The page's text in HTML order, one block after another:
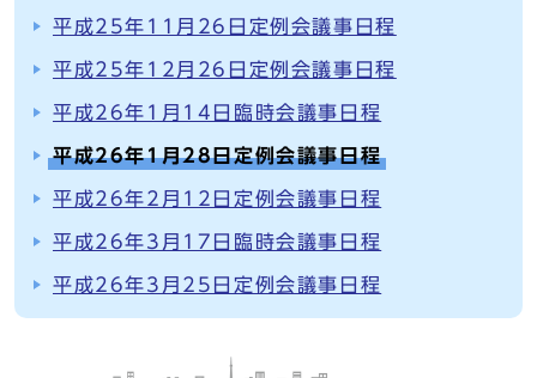
平成25年11月26日定例会議事日程
平成25年12月26日定例会議事日程
平成26年1月14日臨時会議事日程
平成26年1月28日定例会議事日程
平成26年2月12日定例会議事日程
平成26年3月17日臨時会議事日程
平成26年3月25日定例会議事日程